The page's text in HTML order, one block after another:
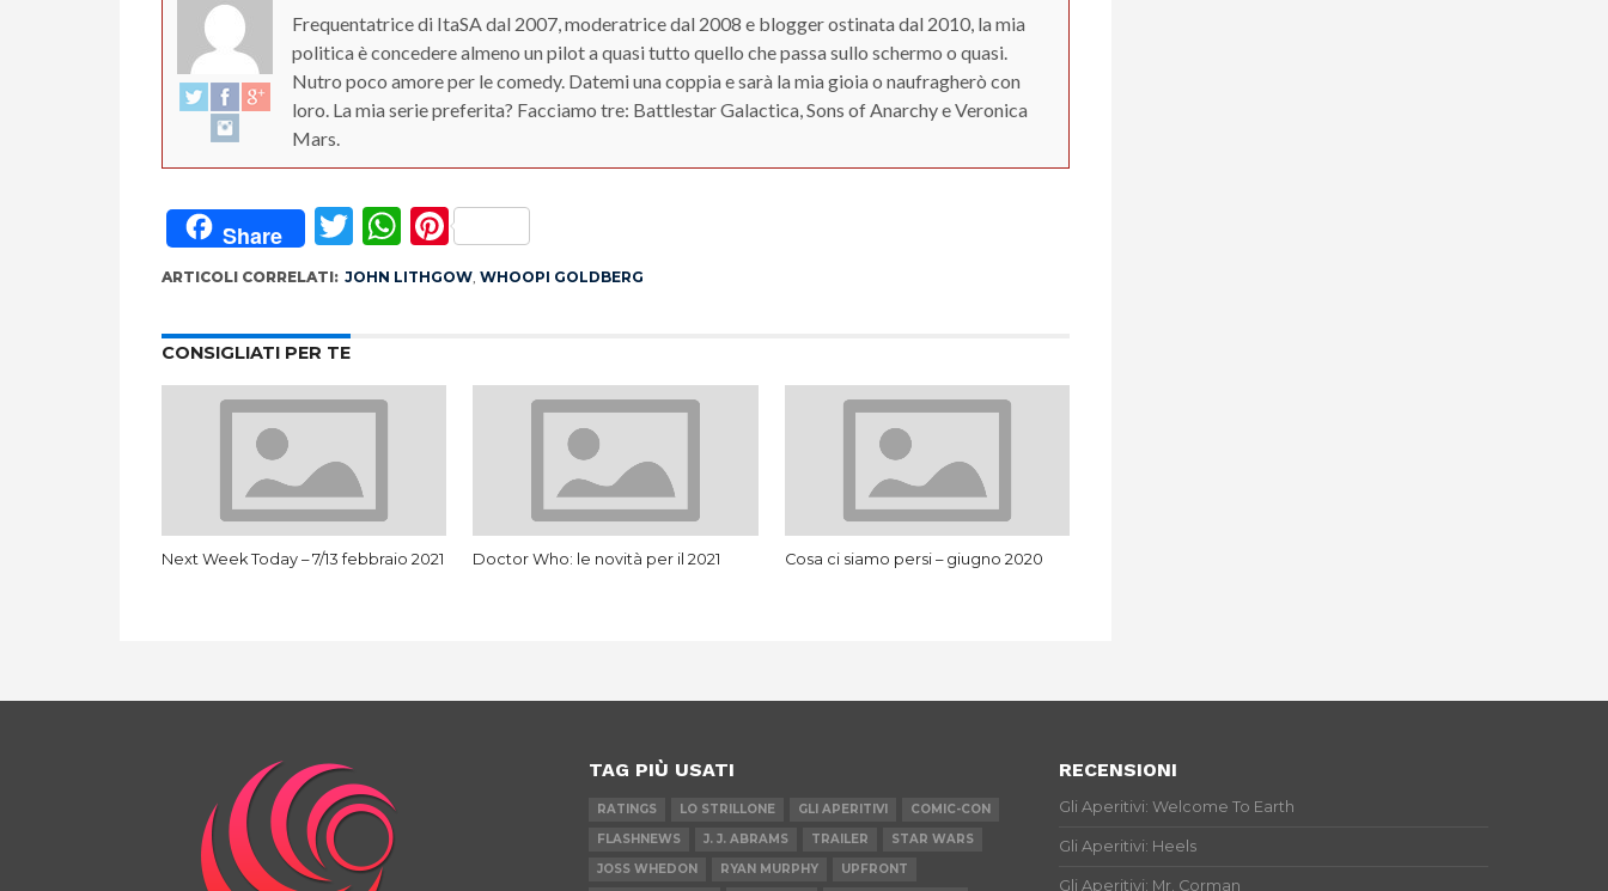
Frequentatrice di ItaSA dal 2007, moderatrice dal 2008 e blogger ostinata dal 2010, la mia
politica è concedere almeno un pilot a quasi tutto quello che passa sullo schermo o quasi.
Nutro poco amore per le comedy. Datemi una coppia e sarà la mia gioia o naufragherò con
loro. La mia serie preferita? Facciamo tre: Battlestar Galactica, Sons of Anarchy e Veronica
Mars.
Share Twitter
WhatsApp
Pinterest
ARTICOLI CORRELATI: JOHN LITHGOW, WHOOPI GOLDBERG
CONSIGLIATI PER TE
Next Week Today – 7/13 febbraio 2021 Doctor Who: le novità per il 2021 Cosa ci siamo persi – giugno 2020
TAG PIÙ USATI
RATINGS LO STRILLONE GLI APERITIVI
COMIC-CON
FLASHNEWS
J. J. ABRAMS TRAILER
STAR WARS
JOSS WHEDON
RYAN MURPHY UPFRONT
RECENSIONI
Gli Aperitivi: Welcome To Earth
Gli Aperitivi: Heels
Gli Aperitivi: Mr. Corman